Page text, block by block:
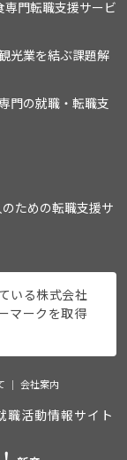
専門転職支援サービ
光業を結ぶ課題解
門の就職・転職支
ための転職支援サ
いる株式会社
マークを取得
会社案内
職活動情報サイト